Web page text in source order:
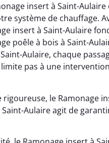
insert à Saint-
système de chauffage.
insert à Saint-Aulaire
poêle à bois à Saint-
Aulaire, chaque
pas à une
rigoureuse, le Ramonage
Aulaire agit de